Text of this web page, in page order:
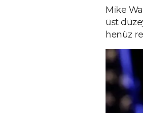
Mike
üst
henüz